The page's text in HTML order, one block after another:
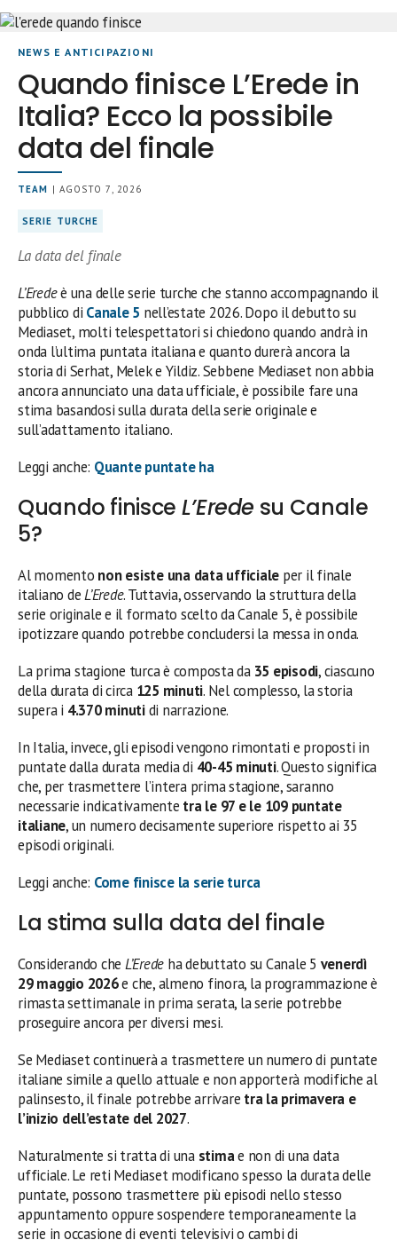
NEWS E ANTICIPAZIONI
Quando finisce L’Erede in
Italia? Ecco la possibile
data del finale
TEAM | AGOSTO 7, 2026
SERIE TURCHE
La data del finale
L’Eredeè una delle serie turche che stanno accompagnando il
pubblico di Canale 5 nell’estate 2026. Dopo il debutto su
Mediaset, molti telespettatori si chiedono quando andrà in
onda l’ultima puntata italiana e quanto durerà ancora la
storia di Serhat, Melek e Yildiz. Sebbene Mediaset non abbia
ancora annunciato una data ufficiale, è possibile fare una
stima basandosi sulla durata della serie originale e
sull’adattamento italiano.
Leggi anche: Quante puntate ha
Quando finisce L’Erede su Canale
5?
Al momento non esiste una data ufficiale per il finale
italiano deL’Erede. Tuttavia, osservando la struttura della
serie originale e il formato scelto da Canale 5, è possibile
ipotizzare quando potrebbe concludersi la messa in onda.
La prima stagione turca è composta da 35 episodi, ciascuno
della durata di circa 125 minuti. Nel complesso, la storia
supera i 4.370 minutidi narrazione.
In Italia, invece, gli episodi vengono rimontati e proposti in
puntate dalla durata media di 40-45 minuti. Questo significa
che, per trasmettere l’intera prima stagione, saranno
necessarie indicativamente tra le 97 e le 109 puntate
italiane, un numero decisamente superiore rispetto ai 35
episodi originali.
Leggi anche: Come finisce la serie turca
La stima sulla data del finale
Considerando che L’Erede ha debuttato su Canale 5 venerdì
29 maggio 2026e che, almeno finora, la programmazione è
rimasta settimanale in prima serata, la serie potrebbe
proseguire ancora per diversi mesi.
Se Mediaset continuerà a trasmettere un numero di puntate
italiane simile a quello attuale e non apporterà modifiche al
palinsesto, il finale potrebbe arrivare tra la primavera e
l’inizio dell’estate del 2027.
Naturalmente si tratta di una stimae non di una data
ufficiale. Le reti Mediaset modificano spesso la durata delle
puntate, possono trasmettere più episodi nello stesso
appuntamento oppure sospendere temporaneamente la
serie in occasione di eventi televisivi o cambi di